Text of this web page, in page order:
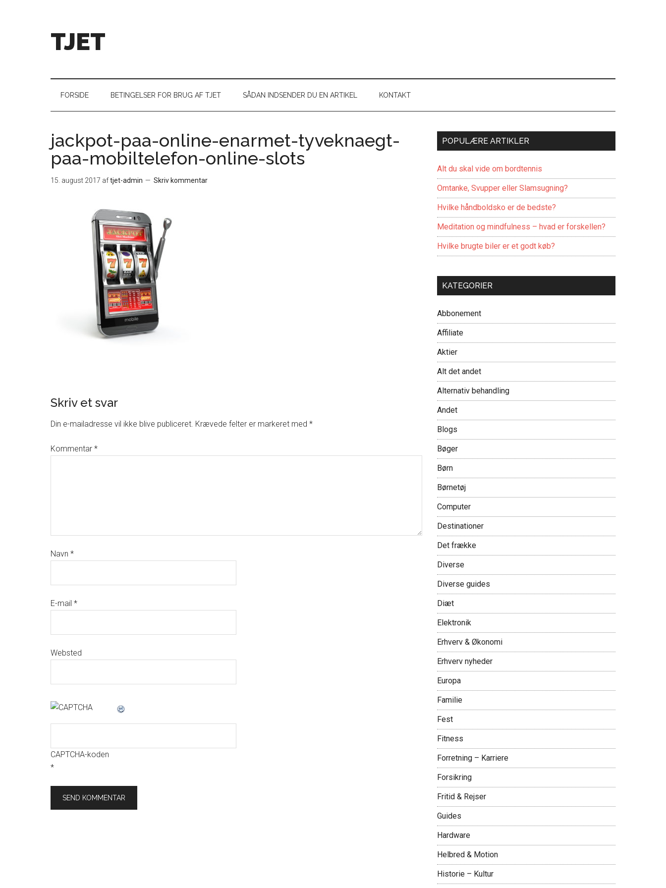
TJET
FORSIDE BETINGELSER FOR BRUG AF TJET SÅDAN INDSENDER DU EN ARTIKEL KONTAKT
jackpot-paa-online-enarmet-tyveknaegt-
paa-mobiltelefon-online-slots
15. august 2017 aftjet-admin Skriv kommentar
Skriv et svar
Din e-mailadresse vil ikke blive publiceret. Krævede felter er markeret med *
Kommentar *
Navn *
E-mail *
Websted
CAPTCHA-koden
*
POPULÆRE ARTIKLER
Alt du skal vide om bordtennis
Omtanke, Svupper eller Slamsugning?
Hvilke håndboldsko er de bedste?
Meditation og mindfulness – hvad er forskellen?
Hvilke brugte biler er et godt køb?
KATEGORIER
Abbonement
Affiliate
Aktier
Alt det andet
Alternativ behandling
Andet
Blogs
Bøger
Børn
Børnetøj
Computer
Destinationer
Det frække
Diverse
Diverse guides
Diæt
Elektronik
Erhverv & Økonomi
Erhverv nyheder
Europa
Familie
Fest
Fitness
Forretning – Karriere
Forsikring
Fritid & Rejser
Guides
Hardware
Helbred & Motion
Historie – Kultur